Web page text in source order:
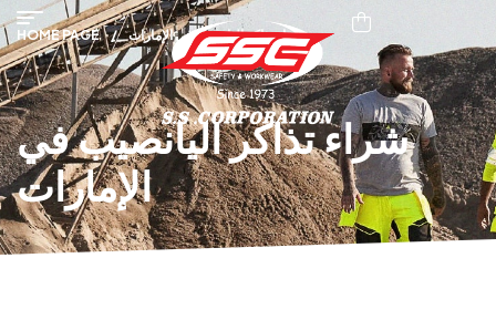
شراء تذاكر اليانصيب في
الإمارات
HOME PAGE / شراء تذاكر اليانصيب في الإمارات